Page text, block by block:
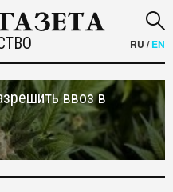
RU /EN
ввоз в